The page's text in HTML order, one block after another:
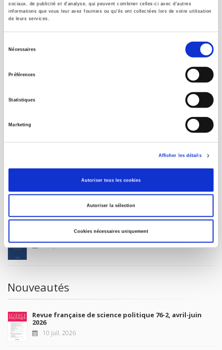
sociaux, de publicité et d'analyse, qui peuvent combiner celles-ci avec d'autres
informations que vous leur avez fournies ou qu'ils ont collectées lors de votre utilisation
de leurs services.
Nécessaires
Préférences
Statistiques
Marketing
Afficher les détails
Autoriser tous les cookies
Autoriser la sélection
Cookies nécessaires uniquement
Maison d'édition dédiée aux sciences humaines et sociales, les
Presses de Sciences Po participent depuis leur création en 1976
à la transmission des savoirs et des idées
FOREIGN RIGHTS
POUR LES LIBRAIRES
La France et l'Union européenne
4 sept. 2026
Nouveautés
Revue française de science politique 76-2, avril-juin
2026
10 juil. 2026